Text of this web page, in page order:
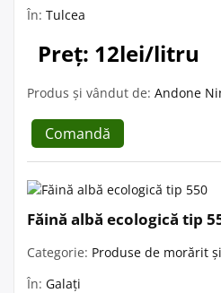
În: Tulcea
Preț: 12lei/litru
Produs și vândut de: Andone
Comandă
Făină albă ecologică tip
Categorie: Produse de morărit
În: Galați